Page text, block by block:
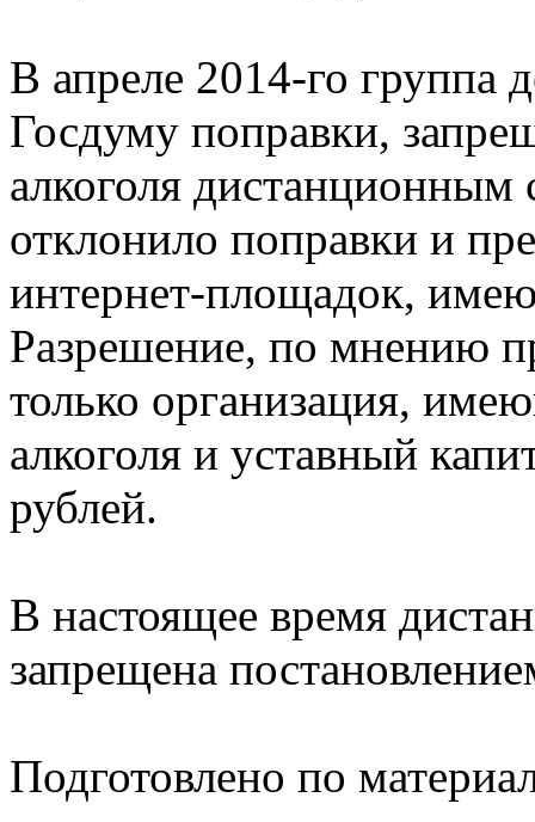
В апреле 2014-го группа
Госдуму поправки,
алкоголя дистанционным
отклонило поправки и
интернет-площадок,
Разрешение, по мнению
только организация,
алкоголя и уставный
рублей.
В настоящее время
запрещена
Подготовлено по